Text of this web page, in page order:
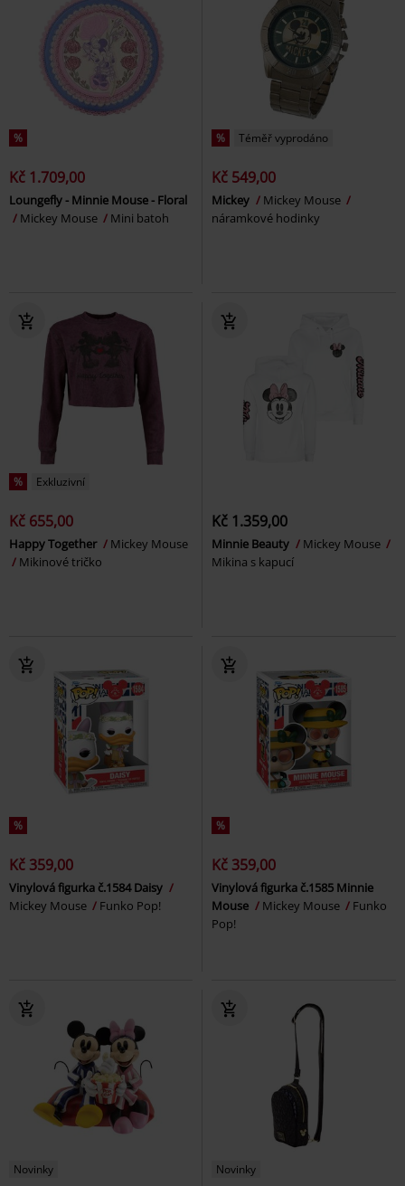
%
Kč 1.709,00
Loungefly - Minnie Mouse - Floral
Mickey Mouse
Mini batoh
% Téměř vyprodáno
Kč 549,00
Mickey
Mickey Mouse
náramkové hodinky
% Exkluzivní
Kč 655,00
Happy Together
Mickey Mouse
Mikinové tričko
Kč 1.359,00
Minnie Beauty
Mickey Mouse
Mikina s kapucí
%
Kč 359,00
Vinylová figurka č.1584 Daisy
Mickey Mouse
Funko Pop!
%
Kč 359,00
Vinylová figurka č.1585 Minnie
Mouse
Mickey Mouse
Funko
Pop!
Novinky Novinky